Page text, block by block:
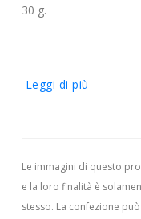
30 g.
Leggi di più
Le immagini di questo
e la loro finalità è
stesso. La confezione